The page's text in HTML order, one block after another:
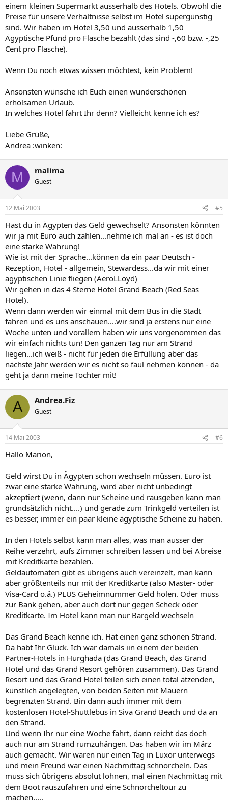
einem kleinen Supermarkt ausserhalb des Hotels. Obwohl die
Preise für unsere Verhältnisse selbst im Hotel supergünstig
sind. Wir haben im Hotel 3,50 und ausserhalb 1,50
Ägyptische Pfund pro Flasche bezahlt (das sind -,60 bzw. -,25
Cent pro Flasche).
Wenn Du noch etwas wissen möchtest, kein Problem!
Ansonsten wünsche ich Euch einen wunderschönen
erholsamen Urlaub.
In welches Hotel fahrt Ihr denn? Vielleicht kenne ich es?
Liebe Grüße,
Andrea :winken:
M malima
Guest
12 Mai 2003 #5
Hast du in Ägypten das Geld gewechselt? Ansonsten könnten
wir ja mit Euro auch zahlen...nehme ich mal an - es ist doch
eine starke Währung!
Wie ist mit der Sprache...können da ein paar Deutsch -
Rezeption, Hotel - allgemein, Stewardess...da wir mit einer
ägyptischen Linie fliegen (AeroLLoyd)
Wir gehen in das 4 Sterne Hotel Grand Beach (Red Seas
Hotel).
Wenn dann werden wir einmal mit dem Bus in die Stadt
fahren und es uns anschauen....wir sind ja erstens nur eine
Woche unten und vorallem haben wir uns vorgenommen das
wir einfach nichts tun! Den ganzen Tag nur am Strand
liegen...ich weiß - nicht für jeden die Erfüllung aber das
nächste Jahr werden wir es nicht so faul nehmen können - da
geht ja dann meine Tochter mit!
A Andrea.Fiz
Guest
14 Mai 2003 #6
Hallo Marion,
Geld wirst Du in Ägypten schon wechseln müssen. Euro ist
zwar eine starke Währung, wird aber nicht unbedingt
akzeptiert (wenn, dann nur Scheine und rausgeben kann man
grundsätzlich nicht....) und gerade zum Trinkgeld verteilen ist
es besser, immer ein paar kleine ägyptische Scheine zu haben.
In den Hotels selbst kann man alles, was man ausser der
Reihe verzehrt, aufs Zimmer schreiben lassen und bei Abreise
mit Kreditkarte bezahlen.
Geldautomaten gibt es übrigens auch vereinzelt, man kann
aber größtenteils nur mit der Kreditkarte (also Master- oder
Visa-Card o.ä.) PLUS Geheimnummer Geld holen. Oder muss
zur Bank gehen, aber auch dort nur gegen Scheck oder
Kreditkarte. Im Hotel kann man nur Bargeld wechseln
Das Grand Beach kenne ich. Hat einen ganz schönen Strand.
Da habt Ihr Glück. Ich war damals iin einem der beiden
Partner-Hotels in Hurghada (das Grand Beach, das Grand
Hotel und das Grand Resort gehören zusammen). Das Grand
Resort und das Grand Hotel teilen sich einen total ätzenden,
künstlich angelegten, von beiden Seiten mit Mauern
begrenzten Strand. Bin dann auch immer mit dem
kostenlosen Hotel-Shuttlebus in Siva Grand Beach und da an
den Strand.
Und wenn Ihr nur eine Woche fahrt, dann reicht das doch
auch nur am Strand rumzuhängen. Das haben wir im März
auch gemacht. Wir waren nur einen Tag in Luxor unterwegs
und mein Freund war einen Nachmittag schnorcheln. Das
muss sich übrigens absolut lohnen, mal einen Nachmittag mit
dem Boot rauszufahren und eine Schnorcheltour zu
machen.....